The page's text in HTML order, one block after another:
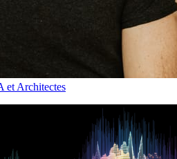
et Architectes